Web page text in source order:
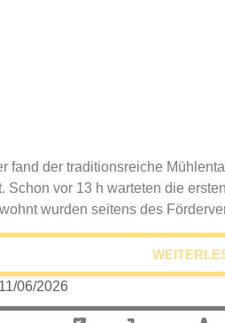
fand der traditionsreiche
Schon vor 13 h warteten die
wurden seitens des
11/06/2026